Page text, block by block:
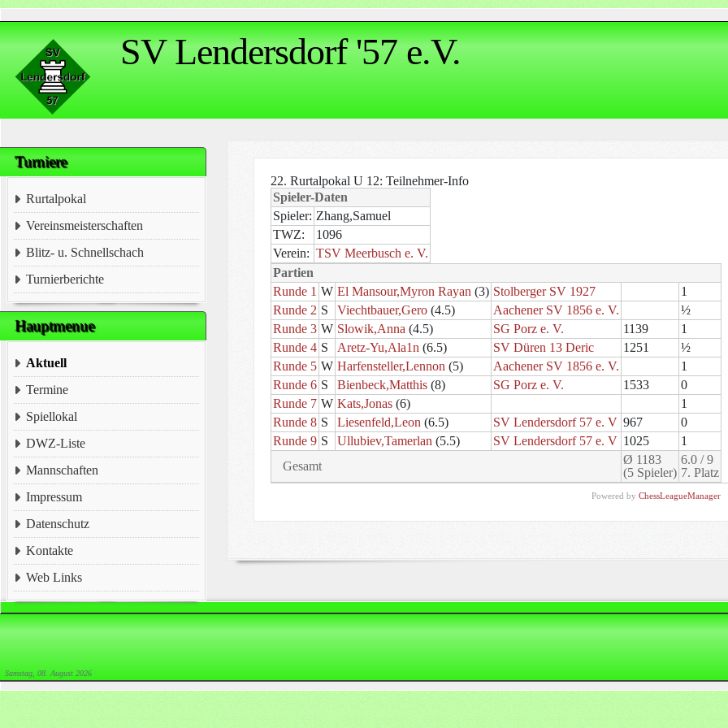
SV Lendersdorf '57 e.V.
Samstag, 08. August 2026
Turniere
Rurtalpokal
Vereinsmeisterschaften
Blitz- u. Schnellschach
Turnierberichte
Hauptmenue
Aktuell
Termine
Spiellokal
DWZ-Liste
Mannschaften
Impressum
Datenschutz
Kontakte
Web Links
22. Rurtalpokal U 12: Teilnehmer-Info
Spieler-Daten
Spieler: Zhang,Samuel
TWZ:
1096
Verein: TSV Meerbusch e. V.
Partien
Runde 1 W El Mansour,Myron Rayan (3) Stolberger SV 1927
1
Runde 2 S Viechtbauer,Gero(4.5) Aachener SV 1856 e. V.
½
Runde 3 W Slowik,Anna (4.5) SG Porz e. V. 1139
1
Runde 4 S Aretz-Yu,Ala1n (6.5) SV Düren 13 Deric 1251
½
Runde 5 W Harfensteller,Lennon (5) Aachener SV 1856 e. V.
1
Runde 6 S Bienbeck,Matthis(8) SG Porz e. V. 1533
0
Runde 7 W Kats,Jonas(6)
1
Runde 8 S Liesenfeld,Leon (6.5) SV Lendersdorf 57 e. V 967
0
Runde 9 S Ullubiev,Tamerlan (5.5) SV Lendersdorf 57 e. V 1025
1
Gesamt
Ø 1183
(5 Spieler)
6.0 / 9
7. Platz
Powered by ChessLeagueManager